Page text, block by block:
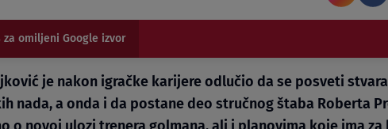
za omiljeni Google izvor
je nakon igračke karijere odlučio da se posveti
nada, a onda i da postane deo stručnog štaba Roberta